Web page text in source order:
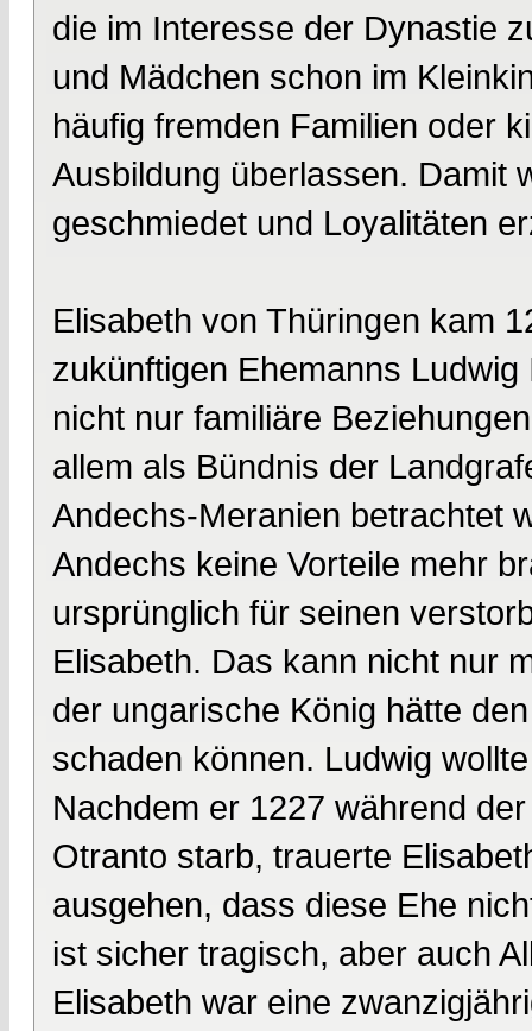
die im Interesse der Dynastie
und Mädchen schon im
häufig fremden Familien oder
Ausbildung überlassen. Damit
geschmiedet und Loyalitäten
Elisabeth von Thüringen kam
zukünftigen Ehemanns
nicht nur familiäre
allem als Bündnis der
Andechs-Meranien betrachtet
Andechs keine Vorteile mehr
ursprünglich für seinen
Elisabeth. Das kann nicht nur
der ungarische König hätte
schaden können. Ludwig
Nachdem er 1227 während
Otranto starb, trauerte
ausgehen, dass diese Ehe
ist sicher tragisch, aber auch
Elisabeth war eine